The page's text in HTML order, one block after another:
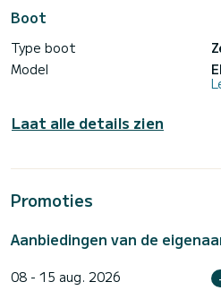
Boot
Type boot
Model
Laat alle details zien
Promoties
Aanbiedingen van de
08 - 15 aug. 2026